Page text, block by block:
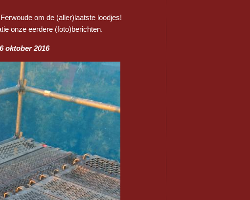
om de (aller)laatste loodjes!
onze eerdere (foto)berichten.
oktober 2016